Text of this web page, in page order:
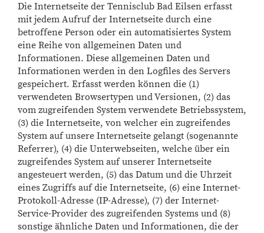
Die Internetseite der Tennisclub Bad Eilsen erfasst
mit jedem Aufruf der Internetseite durch eine
betroffene Person oder ein automatisiertes System
eine Reihe von allgemeinen Daten und
Informationen. Diese allgemeinen Daten und
Informationen werden in den Logfiles des Servers
gespeichert. Erfasst werden können die (1)
verwendeten Browsertypen und Versionen, (2) das
vom zugreifenden System verwendete Betriebssystem,
(3) die Internetseite, von welcher ein zugreifendes
System auf unsere Internetseite gelangt (sogenannte
Referrer), (4) die Unterwebseiten, welche über ein
zugreifendes System auf unserer Internetseite
angesteuert werden, (5) das Datum und die Uhrzeit
eines Zugriffs auf die Internetseite, (6) eine Internet-
Protokoll-Adresse (IP-Adresse), (7) der Internet-
Service-Provider des zugreifenden Systems und (8)
sonstige ähnliche Daten und Informationen, die der